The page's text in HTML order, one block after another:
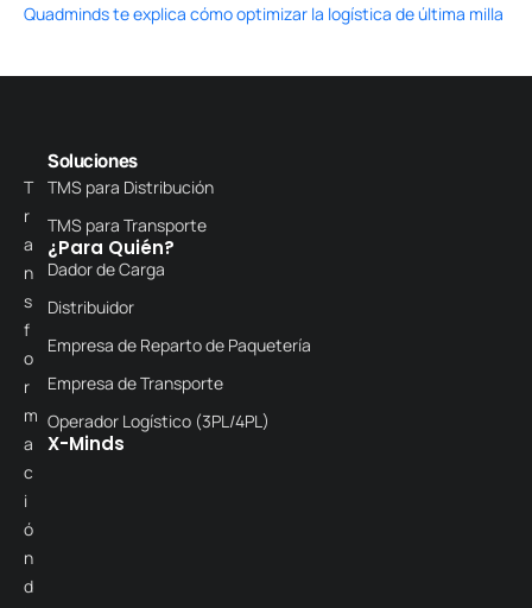
Quadminds te explica cómo optimizar la logística de última milla
T
r
a
n
s
f
o
r
m
a
c
i
ó
n
d
Soluciones
TMS para Distribución
TMS para Transporte
¿Para Quién?
Dador de Carga
Distribuidor
Empresa de Reparto de Paquetería
Empresa de Transporte
Operador Logístico (3PL/4PL)
X-Minds